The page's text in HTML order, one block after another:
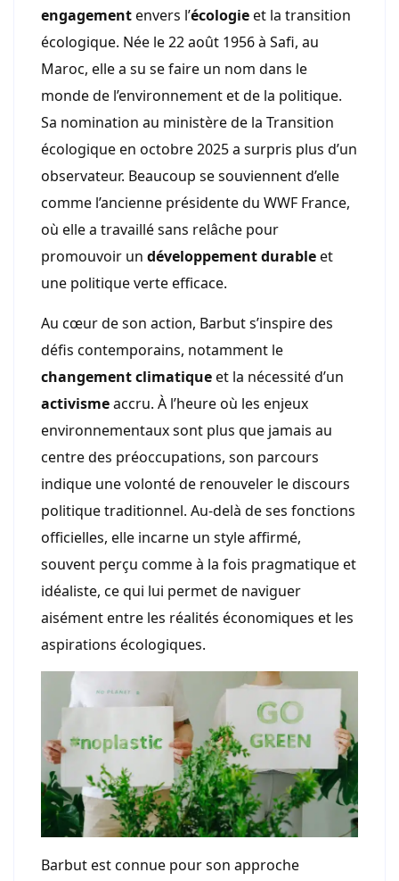
engagementenvers l’écologieet la transition
écologique. Née le 22 août 1956 à Safi, au
Maroc, elle a su se faire un nom dans le
monde de l’environnement et de la politique.
Sa nomination au ministère de la Transition
écologique en octobre 2025 a surpris plus d’un
observateur. Beaucoup se souviennent d’elle
comme l’ancienne présidente du WWF France,
où elle a travaillé sans relâche pour
promouvoir un développement durableet
une politique verte efficace.
Au cœur de son action, Barbut s’inspire des
défis contemporains, notamment le
changement climatiqueet la nécessité d’un
activismeaccru. À l’heure où les enjeux
environnementaux sont plus que jamais au
centre des préoccupations, son parcours
indique une volonté de renouveler le discours
politique traditionnel. Au-delà de ses fonctions
officielles, elle incarne un style affirmé,
souvent perçu comme à la fois pragmatique et
idéaliste, ce qui lui permet de naviguer
aisément entre les réalités économiques et les
aspirations écologiques.
Barbut est connue pour son approche